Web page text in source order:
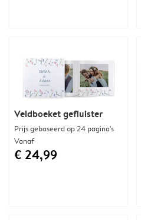
Veldboeket gefluister
Prijs gebaseerd op 24 pagina's
Vanaf
€ 24,99